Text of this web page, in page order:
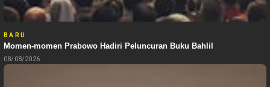
BARU
Momen-momen Prabowo Hadiri Peluncuran Buku Bahlil
08/08/2026